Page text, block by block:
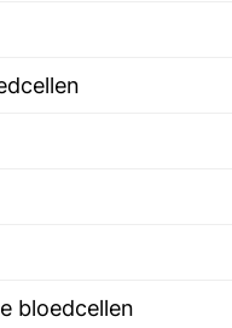
bloedcellen